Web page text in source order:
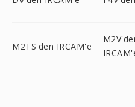
M2TS'den IRCAM'e